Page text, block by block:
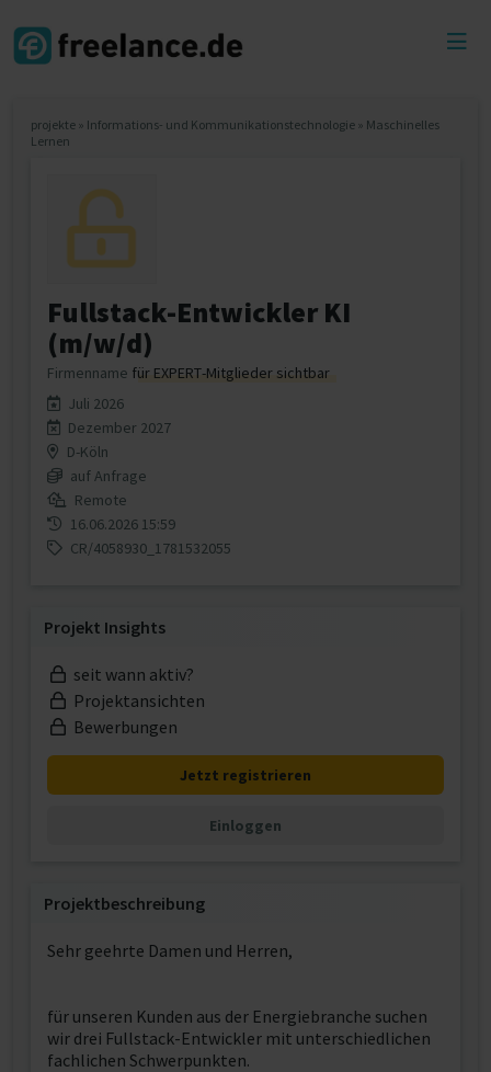
projekte » Informations- und Kommunikationstechnologie » Maschinelles
Lernen
Fullstack-Entwickler KI
(m/w/d)
Firmenname für EXPERT-Mitglieder sichtbar
Juli 2026
Dezember 2027
D-Köln
auf Anfrage
Remote
16.06.2026 15:59
CR/4058930_1781532055
Projekt Insights
seit wann aktiv?
Projektansichten
Bewerbungen
Jetzt registrieren
Einloggen
Projektbeschreibung
Sehr geehrte Damen und Herren,
für unseren Kunden aus der Energiebranche suchen
wir drei Fullstack-Entwickler mit unterschiedlichen
fachlichen Schwerpunkten.